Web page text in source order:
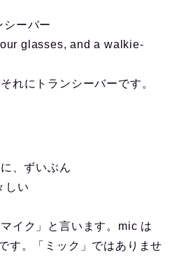
ーバー
glasses, and a walkie-
れにトランシーバーです。
、ずいぶん
しい
イク」と言います。mic は
す。「ミック」ではありませ